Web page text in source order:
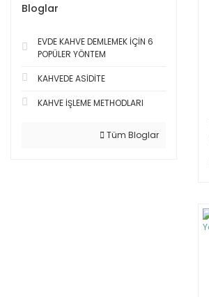
Bloglar
EVDE KAHVE DEMLEMEK İÇİN 6
POPÜLER YÖNTEM
KAHVEDE ASİDİTE
KAHVE İŞLEME METHODLARI
Tüm Bloglar